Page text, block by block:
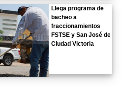
Llega programa de
bacheo a
fraccionamientos
FSTSE y San José de
Ciudad Victoria